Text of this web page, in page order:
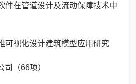
件在管道设计及流动保障技术中
可视化设计建筑模型应用研究
司（66项）